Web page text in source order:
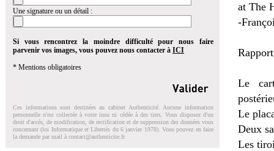
Une signature ou un détail :
Si vous rencontrez la moindre difficulté pour nous faire
parvenir vos images, vous pouvez nous contacter à ICI
* Mentions obligatoires
Ces informations sont destinées au cabinet Authenticité. Aucune information
personnelle n'est collectée à votre insu ni cédée à des tiers. Vous disposez d'un
droit d'accés, de modification, de rectification et de suppression des données vous
concernant (loi Informatique et Libertés du 6 janvier 1978). Vous pouvez en faire
la demande par mail à contact@authenticite.fr.
at The
-
Le
Le
Deux
Les